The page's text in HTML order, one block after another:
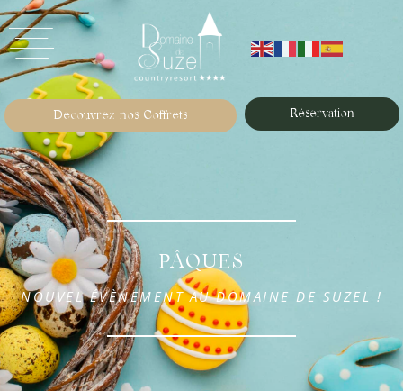
Découvrez nos Coffrets Réservation
PÂQUES
NOUVEL ÉVÈNEMENT AU DOMAINE DE SUZEL !